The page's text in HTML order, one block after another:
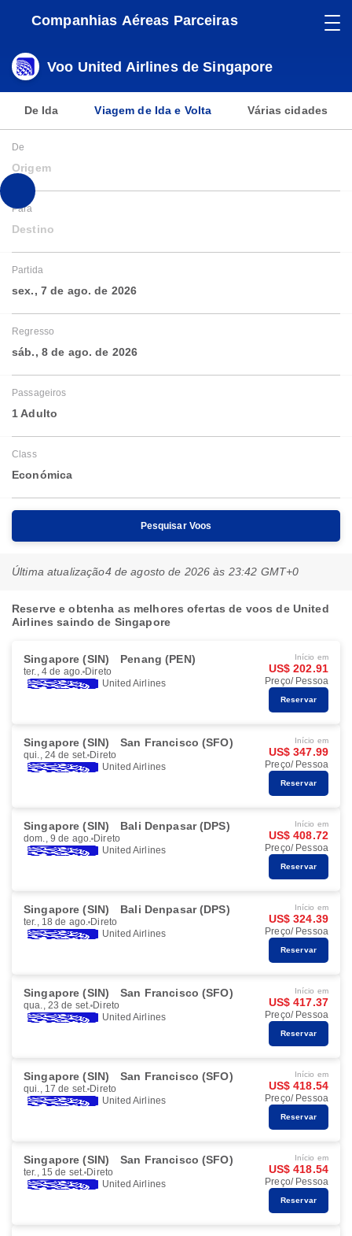
Companhias Aéreas Parceiras
Voo United Airlines de Singapore
De Ida Viagem de Ida e Volta Várias cidades
De
Origem
Para
Destino
Partida
sex., 7 de ago. de 2026
Regresso
sáb., 8 de ago. de 2026
Passageiros
1 Adulto
Class
Económica
Pesquisar Voos
Última atualização4 de agosto de 2026 às 23:42 GMT+0
Reserve e obtenha as melhores ofertas de voos de United
Airlines saindo de Singapore
Singapore (SIN) Penang (PEN)
ter., 4 de ago. Direto
United Airlines
Início em
US$ 202.91
Preço/ Pessoa
Reservar
Singapore (SIN) San Francisco (SFO)
qui., 24 de set. Direto
United Airlines
Início em
US$ 347.99
Preço/ Pessoa
Reservar
Singapore (SIN) Bali Denpasar (DPS)
dom., 9 de ago. Direto
United Airlines
Início em
US$ 408.72
Preço/ Pessoa
Reservar
Singapore (SIN) Bali Denpasar (DPS)
ter., 18 de ago. Direto
United Airlines
Início em
US$ 324.39
Preço/ Pessoa
Reservar
Singapore (SIN) San Francisco (SFO)
qua., 23 de set. Direto
United Airlines
Início em
US$ 417.37
Preço/ Pessoa
Reservar
Singapore (SIN) San Francisco (SFO)
qui., 17 de set. Direto
United Airlines
Início em
US$ 418.54
Preço/ Pessoa
Reservar
Singapore (SIN) San Francisco (SFO)
ter., 15 de set. Direto
United Airlines
Início em
US$ 418.54
Preço/ Pessoa
Reservar